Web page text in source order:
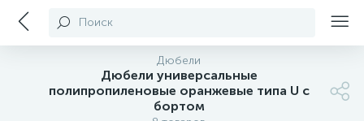
Поиск
Дюбели
Дюбели универсальные
полипропиленовые оранжевые типа U с
бортом